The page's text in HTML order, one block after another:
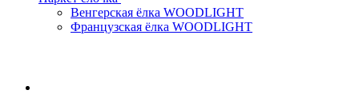
Венгерская ёлка WOODLIGHT
Французская ёлка WOODLIGHT